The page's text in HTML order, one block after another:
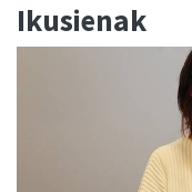
Ikusienak